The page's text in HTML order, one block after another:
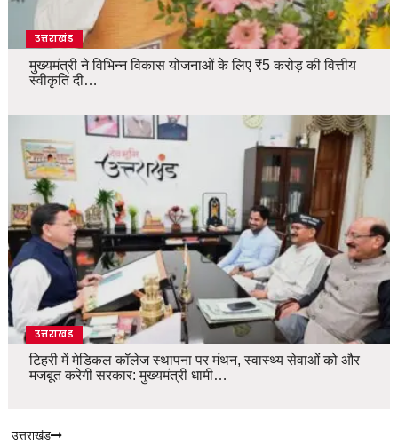
उत्तराखंड
मुख्यमंत्री ने विभिन्न विकास योजनाओं के लिए ₹5 करोड़ की वित्तीय
स्वीकृति दी…
उत्तराखंड
टिहरी में मेडिकल कॉलेज स्थापना पर मंथन, स्वास्थ्य सेवाओं को और
मजबूत करेगी सरकार: मुख्यमंत्री धामी…
उत्तराखंड